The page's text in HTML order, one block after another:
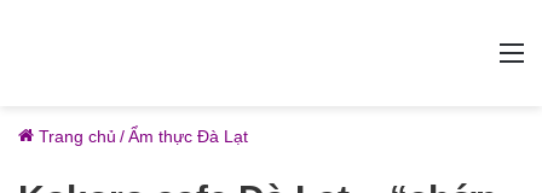
Trang chủ /Ẩm thực Đà Lạt